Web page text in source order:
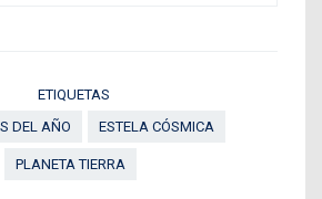
ETIQUETAS
DEL AÑO
ESTELA CÓSMICA
PLANETA TIERRA